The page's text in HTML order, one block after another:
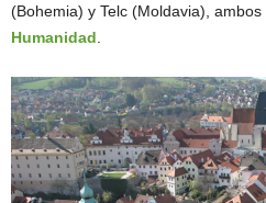
(Bohemia) y Telc (Moldavia), ambos
Humanidad